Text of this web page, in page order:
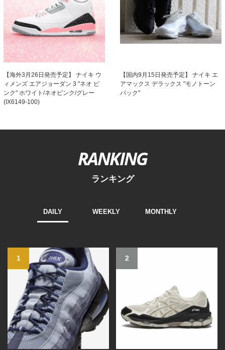
【海外3月26日発売予定】 ナイキ ウ
ィメンズ エアジョーダン 3 "ネオ ピ
ンク" ホワイト/ネオピンク/グレー
(IX6149-100)
【国内9月15日発売予定】 ナイキ エ
アマックス デラックス "モノトーン
パック"
RANKING
ランキング
DAILY WEEKLY MONTHLY
1 2